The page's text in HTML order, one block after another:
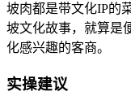
坡肉都是带文化IP的
坡文化故事，就算是
化感兴趣的客商。
实操建议